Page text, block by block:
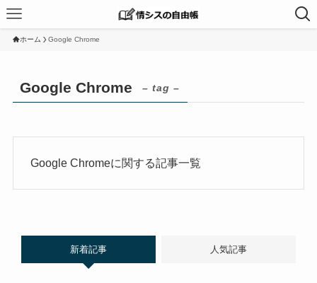
ホーム Google Chrome
Google Chrome – tag –
Google Chromeに関する記事一覧
新着記事 人気記事